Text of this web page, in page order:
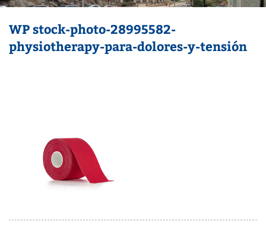
WP stock-photo-28995582-
physiotherapy-para-dolores-y-tensión